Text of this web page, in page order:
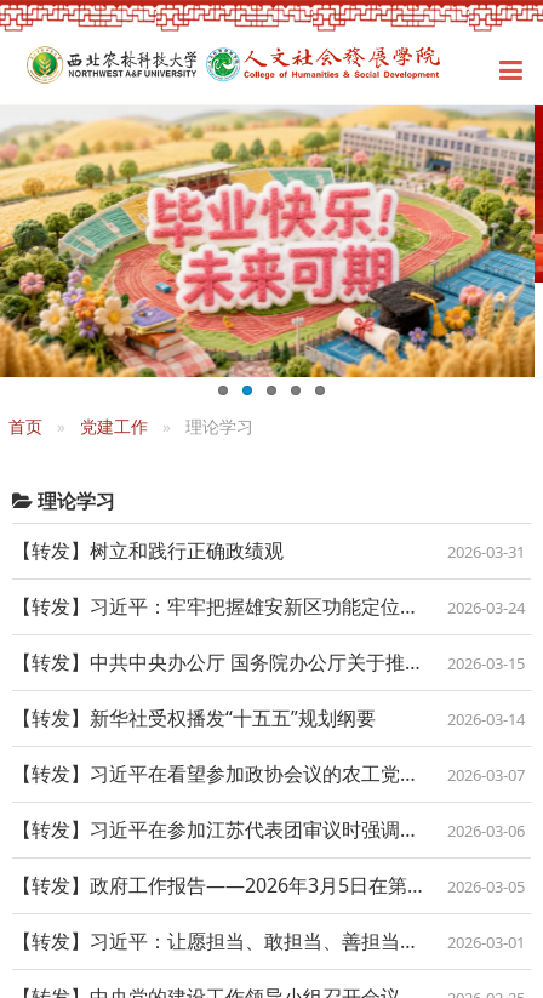
首页 党建工作 理论学习
理论学习
【转发】树立和践行正确政绩观
2026-03-31
【转发】习近平：牢牢把握雄安新区功能定位努力建设新时代创新高地和推动高质量发展样... 2026-03-24
【转发】中共中央办公厅 国务院办公厅关于推进社会工作专业人员队伍建设的意见 2026-03-15
【转发】新华社受权播发“十五五”规划纲要 2026-03-14
【转发】习近平在看望参加政协会议的农工党九三学社医药卫生界社会福利和社会保障界委... 2026-03-07
【转发】习近平在参加江苏代表团审议时强调经济大省要在研究新情况解决新问题上下功夫... 2026-03-06
【转发】政府工作报告——2026年3月5日在第十四届全国人民代表大会第四次会议上 2026-03-05
【转发】习近平：让愿担当、敢担当、善担当蔚然成风 2026-03-01